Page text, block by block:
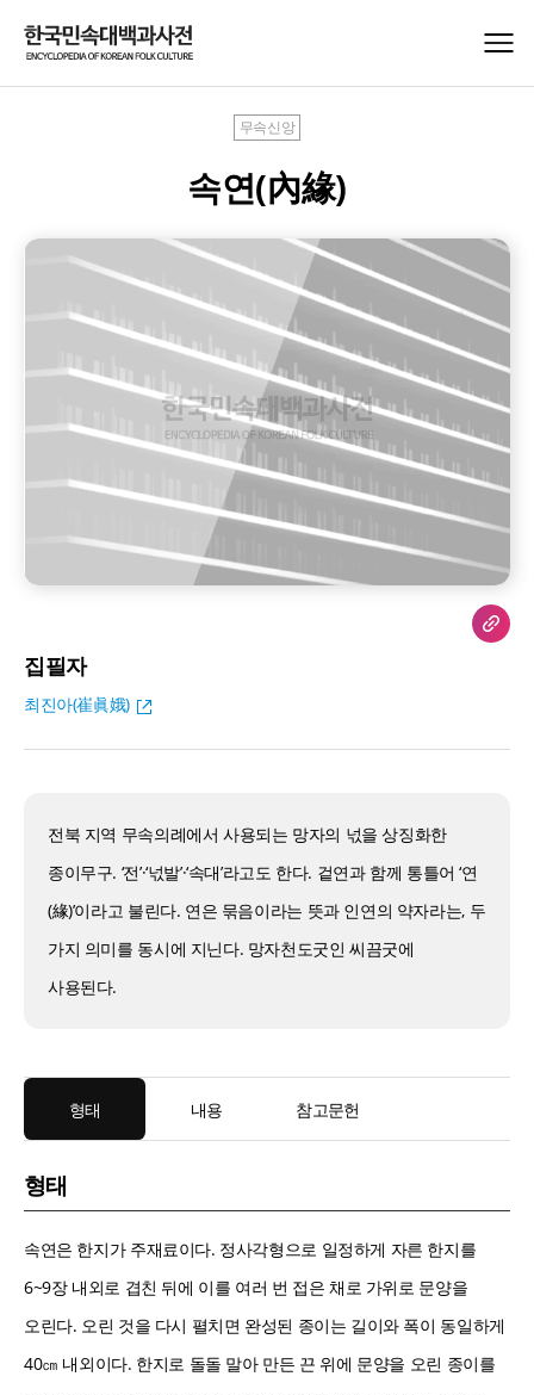
무속신앙
속연(內緣)
집필자
최진아(崔眞娥)
전북 지역 무속의례에서 사용되는 망자의 넋을 상징화한
종이무구. ‘전’·‘넋발’·‘속대’라고도 한다. 겉연과 함께 통틀어 ‘연
(緣)’이라고 불린다. 연은 묶음이라는 뜻과 인연의 약자라는, 두
가지 의미를 동시에 지닌다. 망자천도굿인 씨끔굿에
사용된다.
형태 내용 참고문헌
형태
속연은 한지가 주재료이다. 정사각형으로 일정하게 자른 한지를
6~9장 내외로 겹친 뒤에 이를 여러 번 접은 채로 가위로 문양을
오린다. 오린 것을 다시 펼치면 완성된 종이는 길이와 폭이 동일하게
40㎝ 내외이다. 한지로 돌돌 말아 만든 끈 위에 문양을 오린 종이를